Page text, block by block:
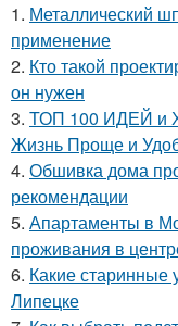
1. Металлический
применение
2. Кто такой
он нужен
3. ТОП 100 ИДЕЙ и
Жизнь Проще и
4. Обшивка дома
рекомендации
5. Апартаменты в
проживания в
6. Какие старинные
Липецке